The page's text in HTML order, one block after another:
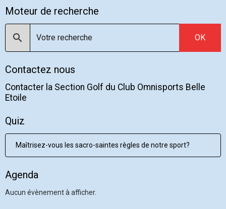
Moteur de recherche
OK
Contactez nous
Contacter la Section Golf du Club Omnisports Belle
Etoile
Quiz
Maîtrisez-vous les sacro-saintes règles de notre sport?
Agenda
Aucun évènement à afficher.